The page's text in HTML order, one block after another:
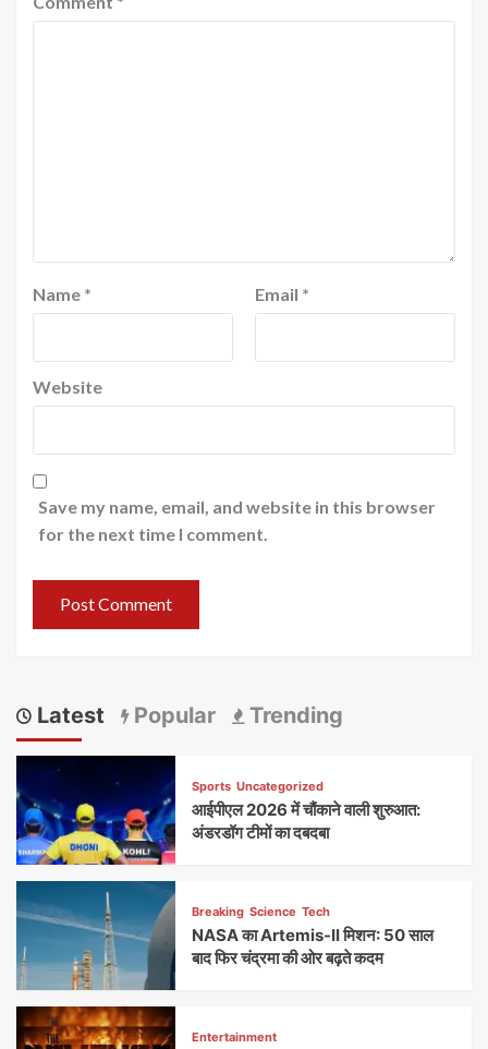
Name * Email *
Website
Save my name, email, and website in this browser
for the next time I comment.
Latest Popular Trending
Sports Uncategorized
आईपीएल 2026 में चौंकाने वाली शुरुआत:
अंडरडॉग टीमों का दबदबा
Breaking Science Tech
NASA का Artemis-II मिशन: 50 साल
बाद फिर चंद्रमा की ओर बढ़ते कदम
Entertainment